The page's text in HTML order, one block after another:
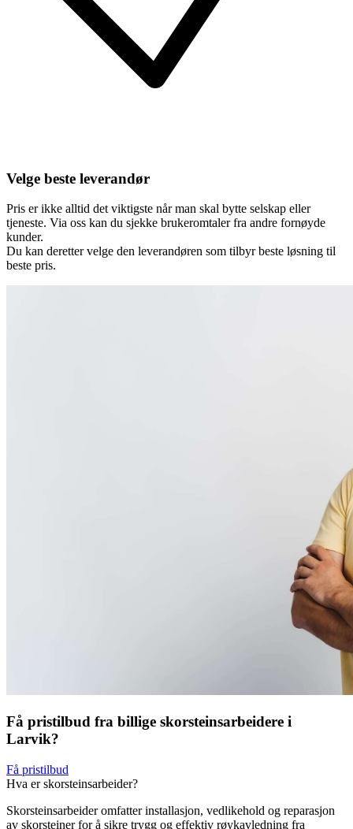
Velge beste leverandør
Pris er ikke alltid det viktigste når man skal bytte selskap eller
tjeneste. Via oss kan du sjekke brukeromtaler fra andre fornøyde
kunder.
Du kan deretter velge den leverandøren som tilbyr beste løsning til
beste pris.
Få pristilbud fra billige skorsteinsarbeidere i
Larvik?
Få pristilbud
Hva er skorsteinsarbeider?
Skorsteinsarbeider omfatter installasjon, vedlikehold og reparasjon
av skorsteiner for å sikre trygg og effektiv røykavledning fra